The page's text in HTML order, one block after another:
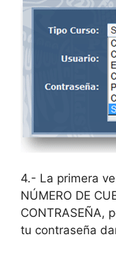
4.- La primera
NÚMERO DE
CONTRASEÑA,
tu contraseña